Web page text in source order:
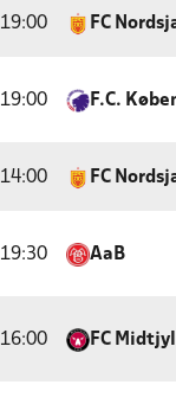
19:00 FC
19:00 F.C.
14:00 FC
19:30 AaB
16:00 FC